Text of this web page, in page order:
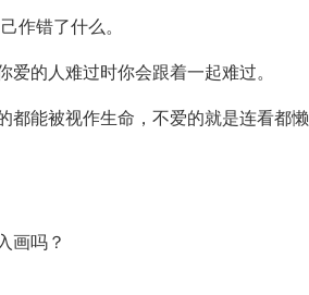
作错了什么。
的人难过时你会跟着一起难过。
都能被视作生命，不爱的就是连看都懒
画吗？